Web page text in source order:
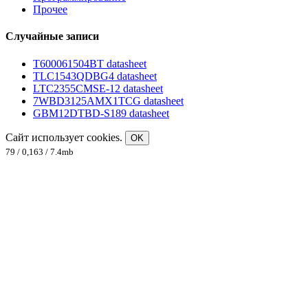
Прочее
Случайные записи
T600061504BT datasheet
TLC1543QDBG4 datasheet
LTC2355CMSE-12 datasheet
7WBD3125AMX1TCG datasheet
GBM12DTBD-S189 datasheet
Сайт использует cookies.
OK
79 / 0,163 / 7.4mb